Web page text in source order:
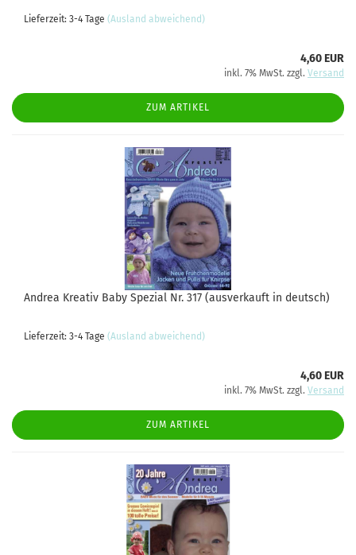
Lieferzeit: 3-4 Tage (Ausland abweichend)
4,60 EUR
inkl. 7% MwSt. zzgl. Versand
ZUM ARTIKEL
Andrea Kreativ Baby Spezial Nr. 317 (ausverkauft in deutsch)
Lieferzeit: 3-4 Tage (Ausland abweichend)
4,60 EUR
inkl. 7% MwSt. zzgl. Versand
ZUM ARTIKEL